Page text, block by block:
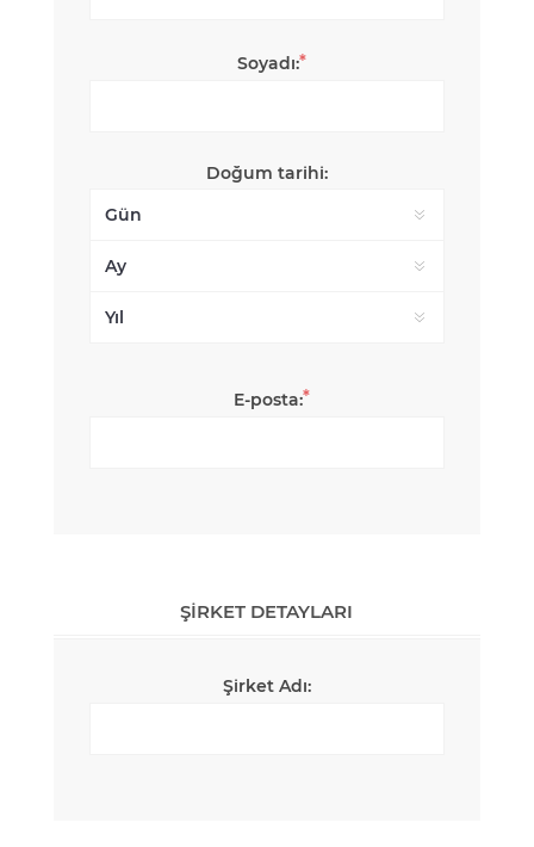
Soyadı:*
Doğum tarihi:
E-posta:*
ŞIRKET DETAYLARI
Şirket Adı: